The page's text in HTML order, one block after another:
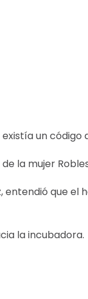
un código
la mujer
entendió que el
la incubadora.